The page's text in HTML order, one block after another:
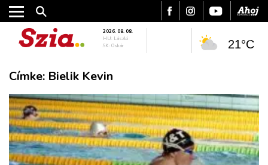
2026. 08. 08.
HU: László
SK: Oskár
21°C
Címke: Bielik Kevin